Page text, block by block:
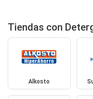
Tiendas con
Alkosto